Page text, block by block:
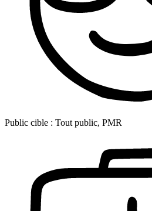
Public cible : Tout public, PMR